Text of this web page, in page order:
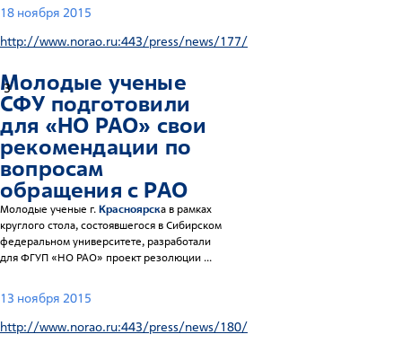
18 ноября 2015
http://www.norao.ru:443/press/news/177/
3
Молодые ученые
СФУ подготовили
для «НО РАО» свои
рекомендации по
вопросам
обращения с РАО
Молодые ученые г.Красноярска в рамках
круглого стола, состоявшегося в Сибирском
федеральном университете, разработали
для ФГУП «НО РАО» проект резолюции ...
13 ноября 2015
http://www.norao.ru:443/press/news/180/